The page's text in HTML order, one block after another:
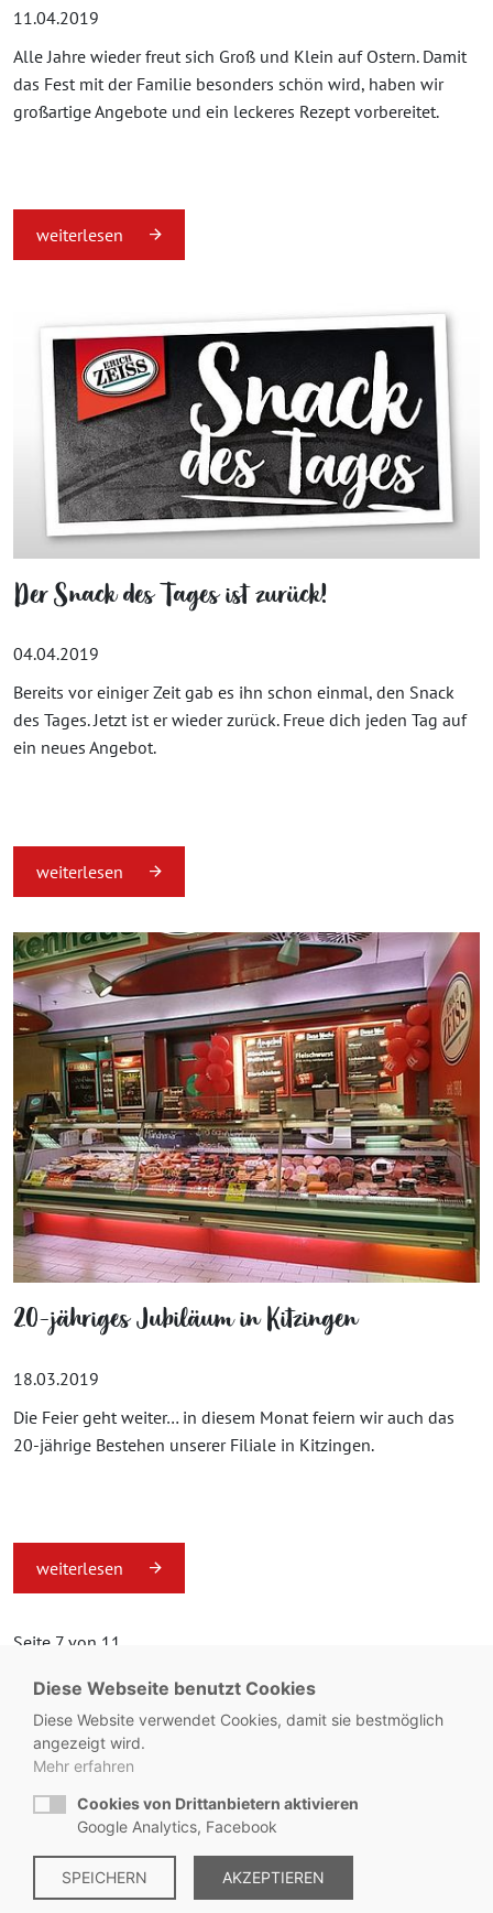
11.04.2019
Alle Jahre wieder freut sich Groß und Klein auf Ostern. Damit
das Fest mit der Familie besonders schön wird, haben wir
großartige Angebote und ein leckeres Rezept vorbereitet.
weiterlesen
Der Snack des Tages ist zurück!
04.04.2019
Bereits vor einiger Zeit gab es ihn schon einmal, den Snack
des Tages. Jetzt ist er wieder zurück. Freue dich jeden Tag auf
ein neues Angebot.
weiterlesen
20-jähriges Jubiläum in Kitzingen
18.03.2019
Die Feier geht weiter… in diesem Monat feiern wir auch das
20-jährige Bestehen unserer Filiale in Kitzingen.
weiterlesen
Seite 7 von 11.
© Metzgerei Zeiss - KONTAKT: +49 8563 / 2930
Impressum | Datenschutz | Hinweisgebersystem
Diese Webseite benutzt Cookies
Diese Website verwendet Cookies, damit sie bestmöglich
angezeigt wird.
Mehr erfahren
Cookies von Drittanbietern aktivieren
Google Analytics, Facebook
SPEICHERN AKZEPTIEREN